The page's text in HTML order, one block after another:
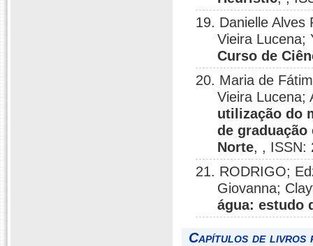
19. Danielle Alves
Vieira Lucena;
Curso de
20. Maria de
Vieira Lucena;
utilização do
de
Norte, , ISSN:
21. RODRIGO;
Giovanna;
água: estudo
Capítulos de livros